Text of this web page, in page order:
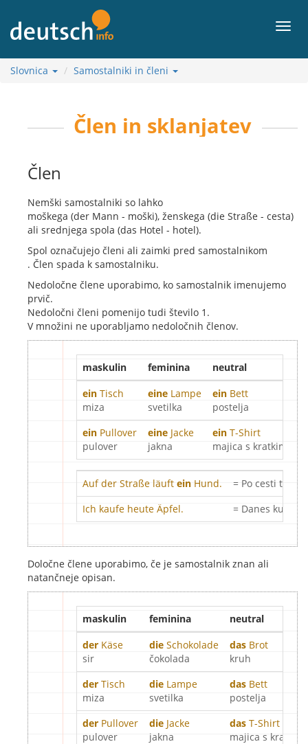
vsebini
Meni
Slovnica Samostalniki in členi
Člen in sklanjatev
Člen
Nemški samostalniki so lahko
moškega (der Mann - moški), ženskega (die Straße - cesta)
ali srednjega spola (das Hotel - hotel).
Spol označujejo členi ali zaimki pred samostalnikom
. Člen spada k samostalniku.
Nedoločne člene uporabimo, ko samostalnik imenujemo
prvič.
Nedoločni členi pomenijo tudi število 1.
V množini ne uporabljamo nedoločnih členov.
maskulin feminina
neutral
ein Tisch
miza
eine Lampe
svetilka
ein Bett
postelja
ein Pullover
pulover
eine Jacke
jakna
ein T-Shirt
majica s kratkimi
Auf der Straße läuft ein Hund.
= Po cesti teče
Ich kaufe heute Äpfel.
= Danes kupim
Določne člene uporabimo, če je samostalnik znan ali
natančneje opisan.
maskulin feminina
neutral
der Käse
sir
die Schokolade
čokolada
das Brot
kruh
der Tisch
miza
die Lampe
svetilka
das Bett
postelja
der Pullover
pulover
die Jacke
jakna
das T-Shirt
majica s